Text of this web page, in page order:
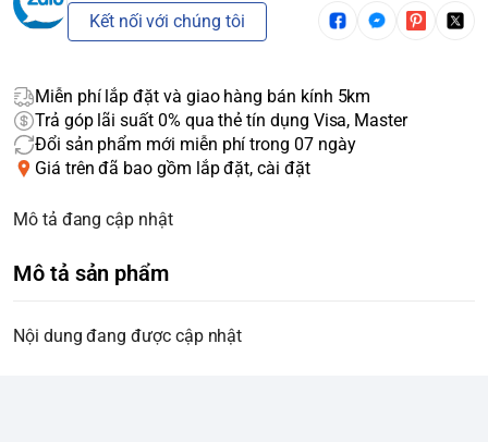
Kết nối với chúng tôi
Miễn phí lắp đặt và giao hàng bán kính 5km
Trả góp lãi suất 0% qua thẻ tín dụng Visa, Master
Đổi sản phẩm mới miễn phí trong 07 ngày
Giá trên đã bao gồm lắp đặt, cài đặt
Mô tả đang cập nhật
Mô tả sản phẩm
Nội dung đang được cập nhật